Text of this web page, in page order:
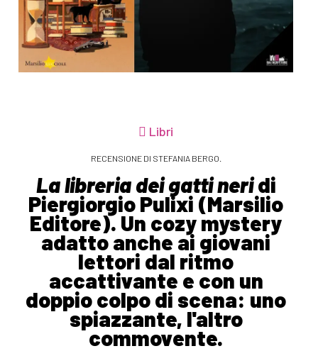
Libri
RECENSIONE DI STEFANIA BERGO.
La libreria dei gatti neridi
Piergiorgio Pulixi (Marsilio
Editore). Un cozy mystery
adatto anche ai giovani
lettori dal ritmo
accattivante e con un
doppio colpo di scena: uno
spiazzante, l'altro
commovente.